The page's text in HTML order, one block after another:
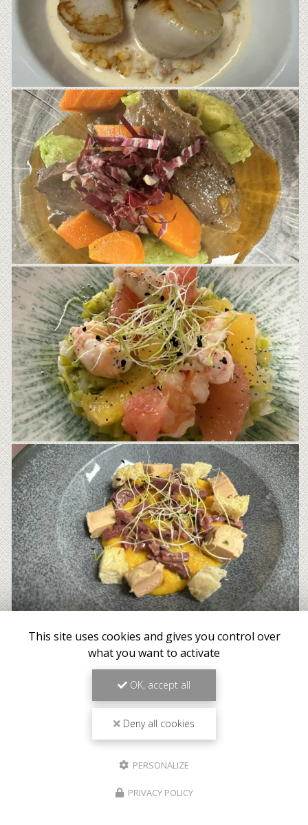
This site uses cookies and gives you control over
what you want to activate
OK, accept all
Deny all cookies
PERSONALIZE
PRIVACY POLICY